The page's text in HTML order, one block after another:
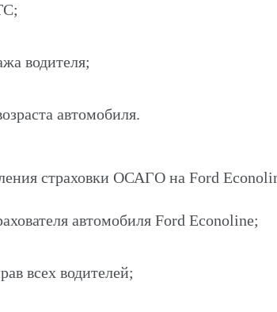
водителя;
автомобиля.
страховки ОСАГО на Ford
автомобиля Ford Econoline;
всех водителей;